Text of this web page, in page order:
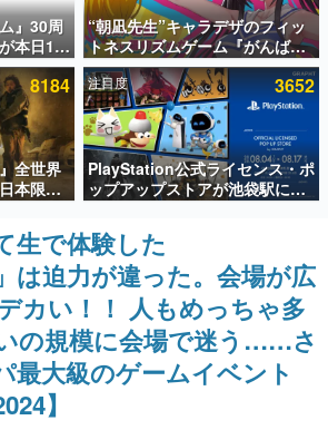
一覧
り記事
数が数千以上！ ページビュー数万以上！ などな
人々に読まれた、電ファミ渾身の“殿堂入り”記
めました。
の企画書
ムクリエイターの方々に製作時のエピソードをお
ヒットする企画（ゲーム）とは何か？を探ってい
を解いてはいけない。『赫本』は、〈試験問題〉
短編ホラー小説集です。
に訊く
』30周
本日12
「30th
クス
セット
の計3商
“朝凪先生”キャラデザのフィッ
トネスリズムゲーム『がんば
れ！チアリズム』Steamストア
ページが公開。キャラクターの
CVは陽向葵ゅかさん
8184
全世界
本限
イオの
、
院」へ
注目度 3652
PlayStation公式ライセンス・ポ
ップアップストアが池袋駅にて
期間限定で開催。夏のアパレル
や『ブラッドボーン』の新作ア
イテムが登場
生で体験した
は迫力が違った。会場が広
カい！！ 人もめっちゃ多
の規模に会場で迷う……さ
最大級のゲームイベント
】